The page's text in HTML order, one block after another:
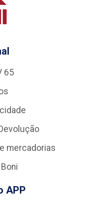
65
mercadorias
APP